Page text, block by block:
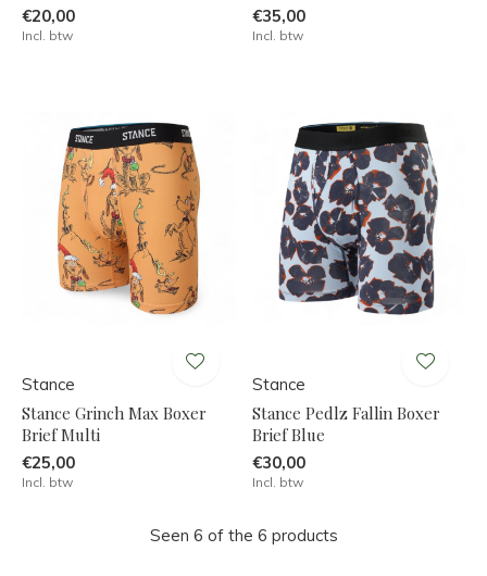
€20,00
Incl. btw
€35,00
Incl. btw
Stance
Stance Grinch Max Boxer
Brief Multi
€25,00
Incl. btw
Stance
Stance Pedlz Fallin Boxer
Brief Blue
€30,00
Incl. btw
Seen 6 of the 6 products